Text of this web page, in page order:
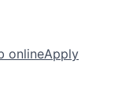
onlineApply